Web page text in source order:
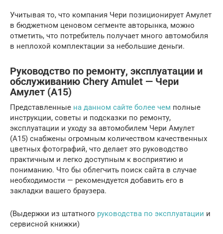
Учитывая то, что компания Чери позиционирует Амулет
в бюджетном ценовом сегменте авторынка, можно
отметить, что потребитель получает много автомобиля
в неплохой комплектации за небольшие деньги.
Руководство по ремонту, эксплуатации и
обслуживанию Chery Amulet — Чери
Амулет (А15)
Представленные на данном сайте более чем полные
инструкции, советы и подсказки по ремонту,
эксплуатации и уходу за автомобилем Чери Амулет
(А15) снабжены огромным количеством качественных
цветных фотографий, что делает это руководство
практичным и легко доступным к восприятию и
пониманию. Что бы облегчить поиск сайта в случае
необходимости — рекомендуется добавить его в
закладки вашего браузера.
(Выдержки из штатного руководства по эксплуатации и
сервисной книжки)